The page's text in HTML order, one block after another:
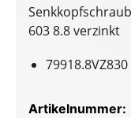
603 8.8 verzinkt
79918.8VZ830
Artikelnummer: